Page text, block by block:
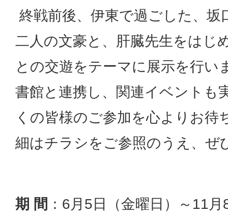
終戦前後、伊東で過ごした、坂
二人の文豪と、肝臓先生をはじ
との交遊をテーマに展示を行い
書館と連携し、関連イベントも
くの皆様のご参加を心よりお待
細はチラシをご参照のうえ、ぜ
期 間 ：6月5日（金曜日）～11